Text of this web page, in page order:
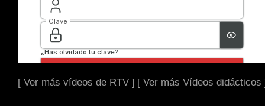
[ Ver más vídeos de RTV ] [ Ver más Vídeos didácticos